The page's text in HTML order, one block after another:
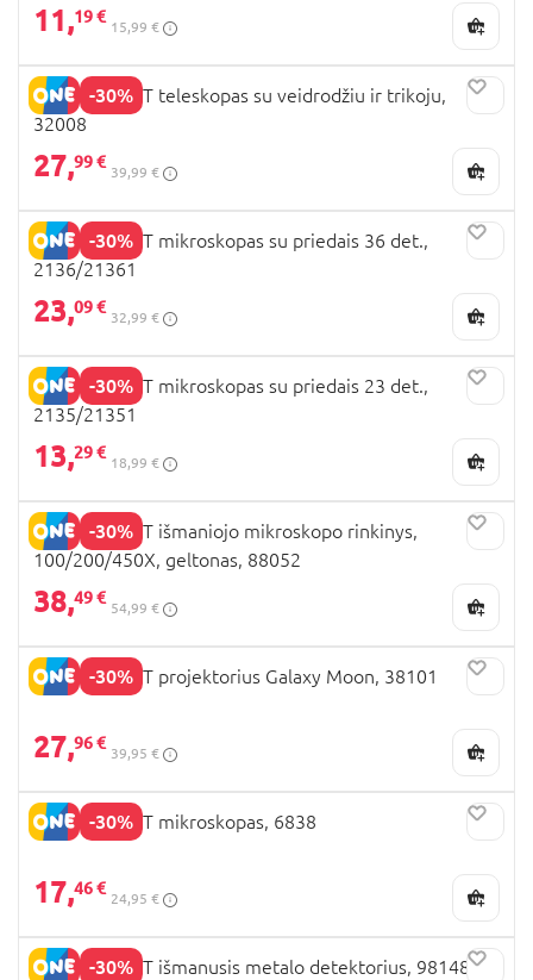
11,19 €
15,99 €
-30%
EASTCOLIGHT teleskopas su veidrodžiu ir trikoju,
32008
27,99 €
39,99 €
-30%
EASTCOLIGHT mikroskopas su priedais 36 det.,
2136/21361
23,09 €
32,99 €
-30%
EASTCOLIGHT mikroskopas su priedais 23 det.,
2135/21351
13,29 €
18,99 €
-30%
EASTCOLIGHT išmaniojo mikroskopo rinkinys,
100/200/450X, geltonas, 88052
38,49 €
54,99 €
-30%
EASTCOLIGHT projektorius Galaxy Moon, 38101
27,96 €
39,95 €
-30%
EASTCOLIGHT mikroskopas, 6838
17,46 €
24,95 €
-30%
EASTCOLIGHT išmanusis metalo detektorius, 98148